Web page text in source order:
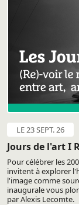
LE 23 SEPT. 26
Jours de l'art I
Pour célébrer les
invitent à explorer
l'image comme
inaugurale vous
par Alexis Lecomte.